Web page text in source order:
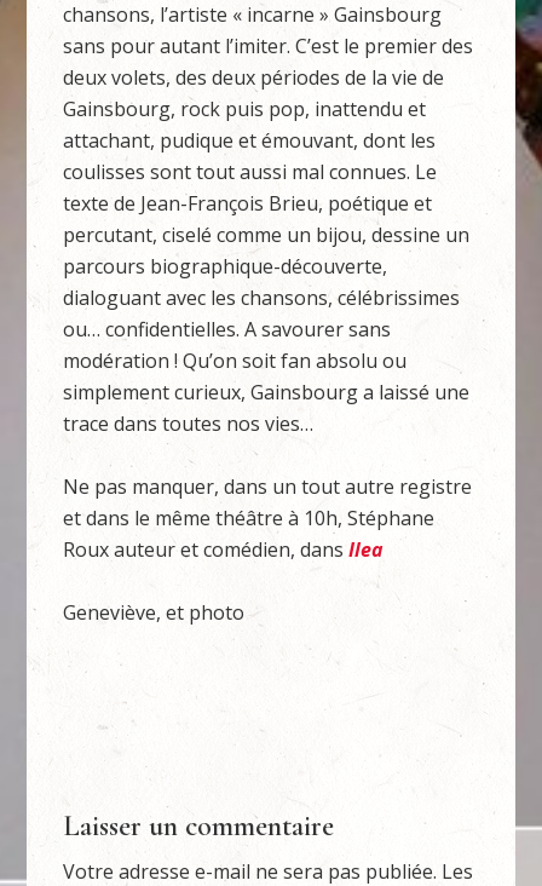
chansons, l’artiste « incarne » Gainsbourg
sans pour autant l’imiter. C’est le premier des
deux volets, des deux périodes de la vie de
Gainsbourg, rock puis pop, inattendu et
attachant, pudique et émouvant, dont les
coulisses sont tout aussi mal connues. Le
texte de Jean-François Brieu, poétique et
percutant, ciselé comme un bijou, dessine un
parcours biographique-découverte,
dialoguant avec les chansons, célébrissimes
ou… confidentielles. A savourer sans
modération ! Qu’on soit fan absolu ou
simplement curieux, Gainsbourg a laissé une
trace dans toutes nos vies…
Ne pas manquer, dans un tout autre registre
et dans le même théâtre à 10h, Stéphane
Roux auteur et comédien, dansIlea
Geneviève, et photo
Laisser un commentaire
Votre adresse e-mail ne sera pas publiée. Les